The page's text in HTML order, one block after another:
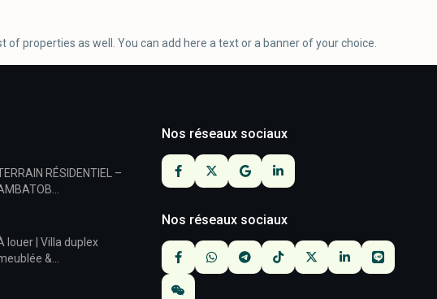
properties as well. You can add here a text or a banner of your choice.
RÉSIDENTIEL –
louer | Villa duplex
&...
Nos réseaux sociaux
Nos réseaux sociaux